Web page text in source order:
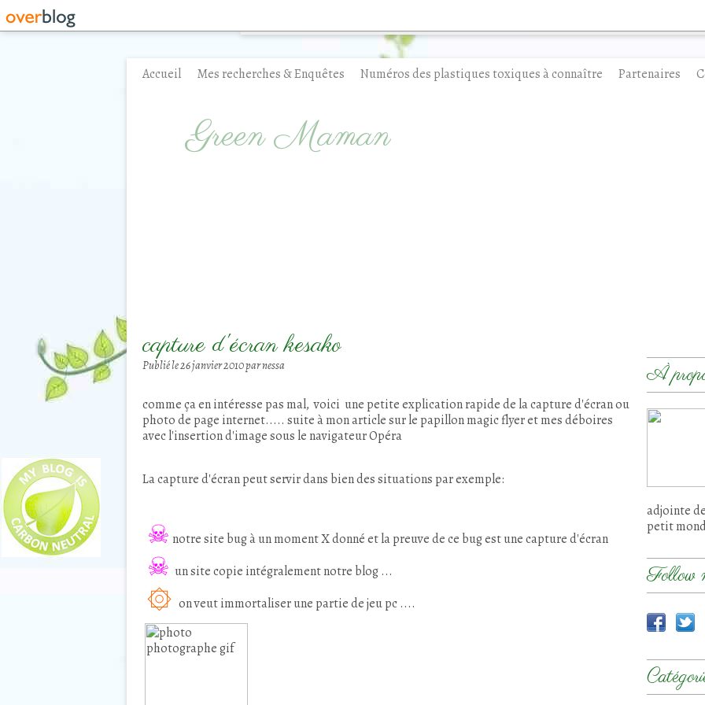
Green Maman
Accueil Mes recherches & Enquêtes Numéros des plastiques toxiques à connaître Partenaires
capture d'écran kesako
Publié le26 janvier 2010par nessa
comme ça en intéresse pas mal, voici une petite explication rapide de la capture d'écran ou
photo de page internet..... suite à mon article sur le papillon magic flyer et mes déboires
avec l'insertion d'image sous le navigateur Opéra
La capture d'écran peut servir dans bien des situations par exemple:
☠ notre site bug à un moment X donné et la preuve de ce bug est une capture d'écran
☠ un site copie intégralement notre blog ...
۞ on veut immortaliser une partie de jeu pc ....
À
adjointe
petit
Follow